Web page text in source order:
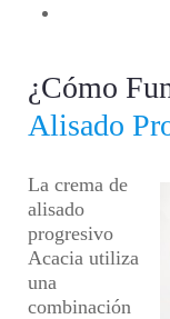
¿Cómo
Alisado
La crema de
alisado
progresivo
Acacia utiliza
una
combinación